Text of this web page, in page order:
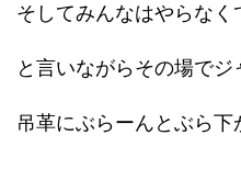
そしてみんなはやらなく
と言いながらその場でジ
吊革にぶらーんとぶら下